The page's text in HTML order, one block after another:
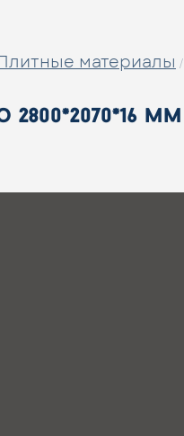
Плитные материалы /
мм